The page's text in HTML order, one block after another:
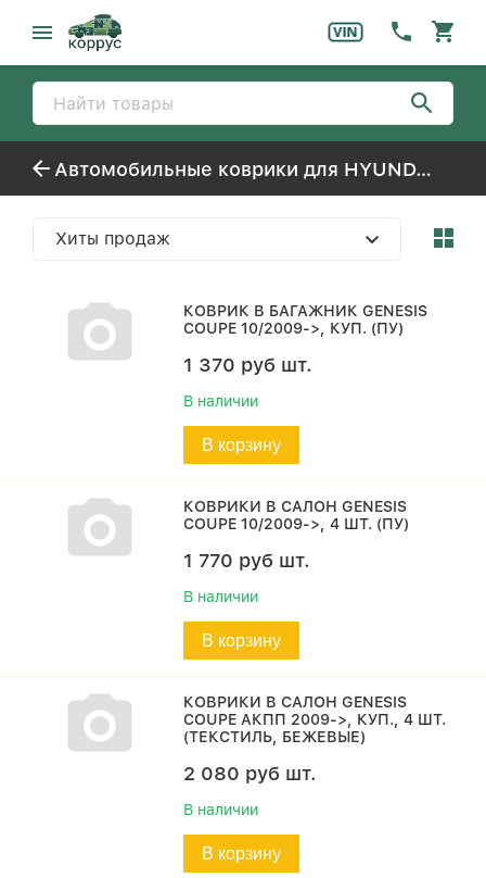
Автомобильные коврики для HYUNDAI GENESIS COUPE
Хиты продаж
КОВРИК В БАГАЖНИК GENESIS
COUPE 10/2009->, КУП. (ПУ)
1 370 руб шт.
В наличии
В корзину
КОВРИКИ В САЛОН GENESIS
COUPE 10/2009->, 4 ШТ. (ПУ)
1 770 руб шт.
В наличии
В корзину
КОВРИКИ В САЛОН GENESIS
COUPE АКПП 2009->, КУП., 4 ШТ.
(ТЕКСТИЛЬ, БЕЖЕВЫЕ)
2 080 руб шт.
В наличии
В корзину